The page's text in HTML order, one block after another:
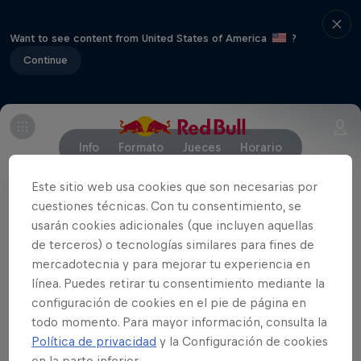
Want to see content from United States of America
?
Continue
Info Formato Jueces Horario
Formato de competición:Batallas de 3 minutos, 2
jugadores, 1 pelota. En total, 24 batallas hasta
coronar a los ganadores.
Participantes: Top16 hombres y Top8 mujeres.
Valoración:
4 jueces, que valorarán la ejecución,
dificultad, originalidad y el total, así como el la
Este sitio web usa cookies que son necesarias por
cuestiones técnicas. Con tu consentimiento, se
usarán cookies adicionales (que incluyen aquellas
de terceros) o tecnologías similares para fines de
mercadotecnia y para mejorar tu experiencia en
línea. Puedes retirar tu consentimiento mediante la
configuración de cookies en el pie de página en
todo momento. Para mayor información, consulta la
Política de privacidad y la Configuración de cookies